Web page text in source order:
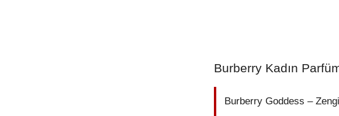
Burberry Kadın
Burberry Goddess –